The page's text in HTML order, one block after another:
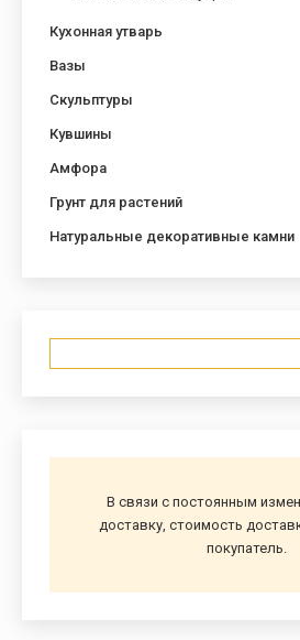
Кухонная утварь
Вазы
Скульптуры
Кувшины
Амфора
Грунт для растений
Натуральные декоративные камни
В связи с постоянным
доставку, стоимость
покупатель.